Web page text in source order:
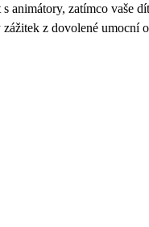
animátory, zatímco vaše
z dovolené umocní